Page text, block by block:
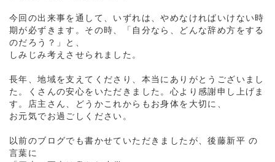
今回の出来事を通して、いずれは、やめなければいけない時
期が必ずきます。その時、「自分なら、どんな辞め方をする
のだろう？」と、
しみじみ考えさせられました。
長年、地域を支えてくださり、本当にありがとうございまし
た。くさんの安心をいただきました。心より感謝申し上げま
す。店主さん、どうかこれからもお身体を大切に、
お元気でお過ごしください。
以前のブログでも書かせていただきましたが、後藤新平 の
言葉に